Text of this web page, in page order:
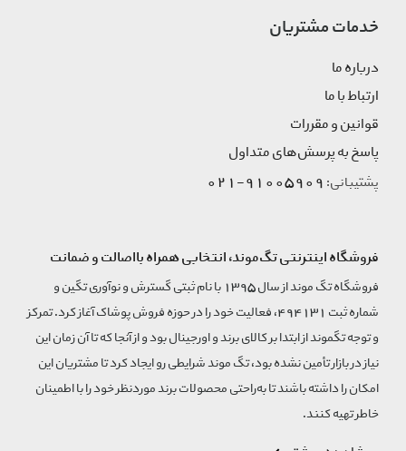
خدمات مشتریان
درباره ما
ارتباط با ما
قوانین و مقررات
پاسخ به پرسش‌های متداول
پشتیبانی: 91005909-021
فروشگاه اینترنتی تگ‌موند، انتخابی همراه بااصالت و ضمانت
فروشگاه تگ موند از سال 1395 با نام ثبتی گسترش و نوآوری تگین و
شماره ثبت 494131، فعالیت خود را در حوزه فروش پوشاک آغاز کرد. تمرکز
و توجه تگموند از ابتدا بر کالای برند و اورجینال بود و از آنجا که تا آن زمان این
نیاز در بازار تأمین نشده بود، تگ موند شرایطی رو ایجاد کرد تا مشتریان این
امکان را داشته باشند تا به‌راحتی محصولات برند مورد‌نظر خود را با اطمینان
خاطر تهیه کنند.